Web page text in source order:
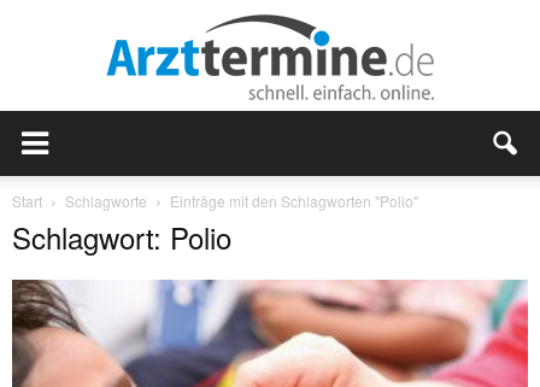
Start Schlagworte Einträge mit den Schlagworten "Polio"
Schlagwort: Polio